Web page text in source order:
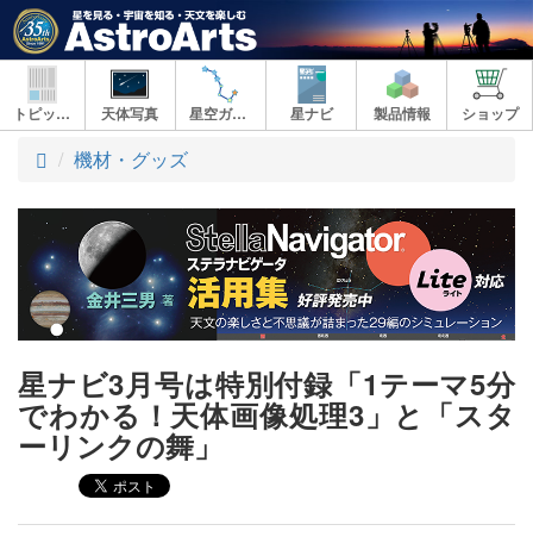
トピックス 天体写真 星空ガイド 星ナビ 製品情報 ショップ
ト
プ
機材・グッズ
星ナビ3月号は特別付録「1テーマ5分
でわかる！天体画像処理3」と「スタ
ーリンクの舞」